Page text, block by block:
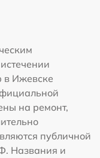
в Ижевске
на ремонт,
публичной
Названия и